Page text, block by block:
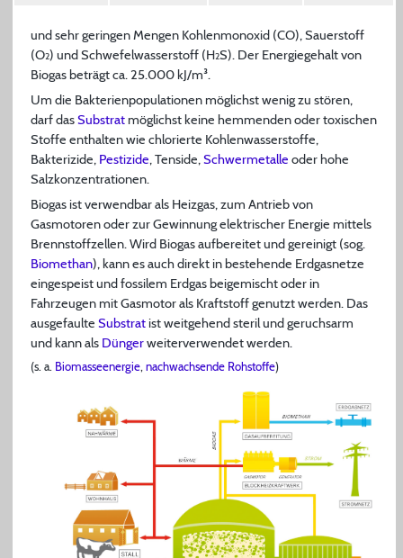
und sehr geringen Mengen Kohlenmonoxid (CO), Sauerstoff
(O2) und Schwefelwasserstoff (H2S). Der Energiegehalt von
Biogas beträgt ca. 25.000 kJ/m³.
Um die Bakterienpopulationen möglichst wenig zu stören,
darf dasSubstratmöglichst keine hemmenden oder toxischen
Stoffe enthalten wie chlorierte Kohlenwasserstoffe,
Bakterizide, Pestizide, Tenside, Schwermetalle oder hohe
Salzkonzentrationen.
Biogas ist verwendbar als Heizgas, zum Antrieb von
Gasmotoren oder zur Gewinnung elektrischer Energie mittels
Brennstoffzellen. Wird Biogas aufbereitet und gereinigt (sog.
Biomethan), kann es auch direkt in bestehende Erdgasnetze
eingespeist und fossilem Erdgas beigemischt oder in
Fahrzeugen mit Gasmotor als Kraftstoff genutzt werden. Das
ausgefaulte Substratist weitgehend steril und geruchsarm
und kann als Düngerweiterverwendet werden.
(s. a. Biomasseenergie, nachwachsende Rohstoffe)